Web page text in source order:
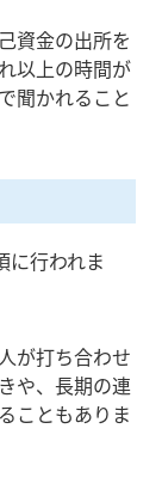
資金の出所を
以上の時間が
聞かれること
に行われま
が打ち合わせ
や、長期の連
こともありま